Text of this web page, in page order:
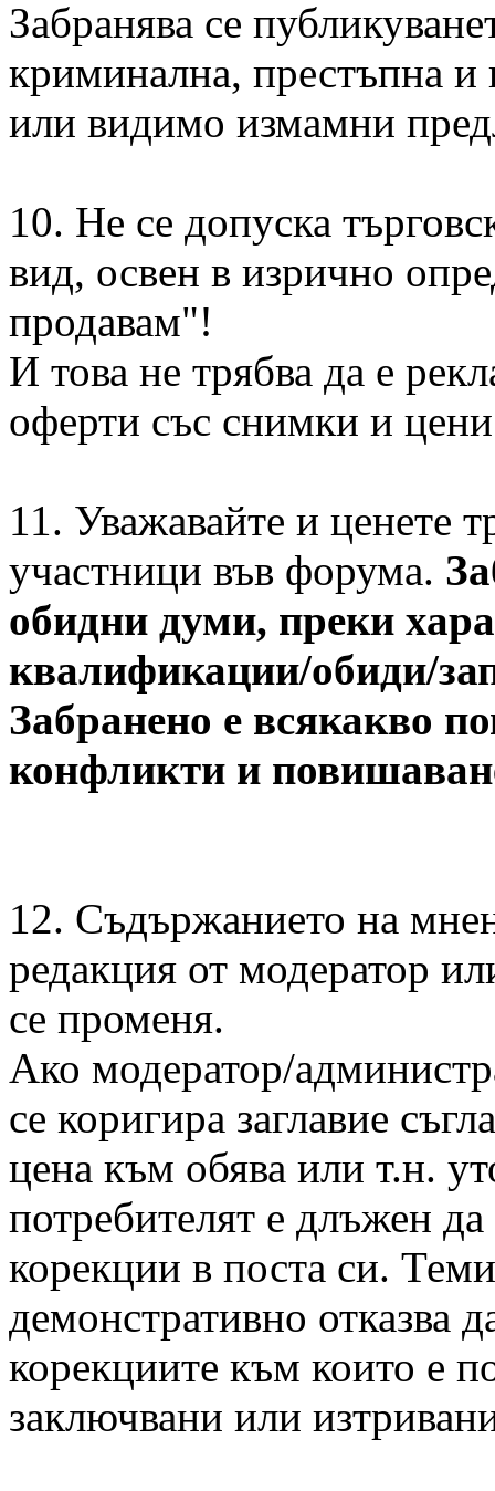
Забранява се
криминална, престъпна и
или видимо измамни
10. Не се допуска
вид, освен в изрично
продавам"!
И това не трябва да е
оферти със снимки и
11. Уважавайте и ценете
участници във форума.
обидни думи, преки
квалификации/обиди/
Забранено е всякакво
конфликти и
12. Съдържанието на
редакция от модератор
се променя.
Ако модератор/
се коригира заглавие
цена към обява или т.н.
потребителят е длъжен
корекции в поста си.
демонстративно отказва
корекциите към които е
заключвани или